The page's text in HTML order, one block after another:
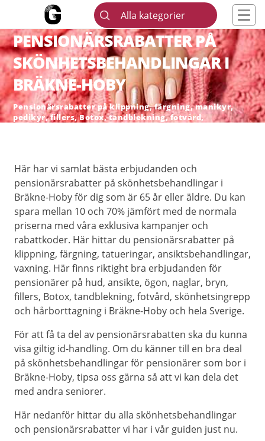
Alla kategorier
PENSIONÄRSRABATTER PÅ
SKÖNHETSBEHANDLINGAR I
BRÄKNE-HOBY
Pensionärsrabatter på klippning, färgning, manikyr,
pedikyr, fillers, Botox, tandblekning, fotvård,
Här har vi samlat bästa erbjudanden och
pensionärsrabatter på skönhetsbehandlingar i
Bräkne-Hoby för dig som är 65 år eller äldre. Du kan
spara mellan 10 och 70% jämfört med de normala
priserna med våra exklusiva kampanjer och
rabattkoder. Här hittar du pensionärsrabatter på
klippning, färgning, tatueringar, ansiktsbehandlingar,
vaxning. Här finns riktight bra erbjudanden för
pensionärer på hud, ansikte, ögon, naglar, bryn,
fillers, Botox, tandblekning, fotvård, skönhetsingrepp
och hårborttagning i Bräkne-Hoby och hela Sverige.
För att få ta del av pensionärsrabatten ska du kunna
visa giltig id-handling. Om du känner till en bra deal
på skönhetsbehandlingar för pensionärer som bor i
Bräkne-Hoby, tipsa oss gärna så att vi kan dela det
med andra seniorer.
Här nedanför hittar du alla skönhetsbehandlingar
och pensionärsrabatter vi har i vår guiden just nu.